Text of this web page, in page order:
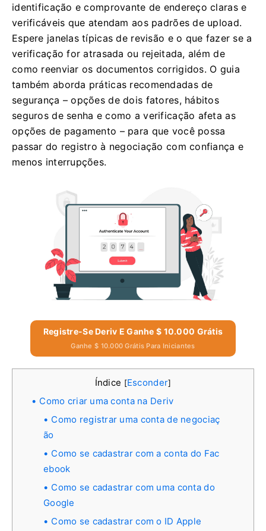
identificação e comprovante de endereço claras e
verificáveis ​​que atendam aos padrões de upload.
Espere janelas típicas de revisão e o que fazer se a
verificação for atrasada ou rejeitada, além de
como reenviar os documentos corrigidos. O guia
também aborda práticas recomendadas de
segurança – opções de dois fatores, hábitos
seguros de senha e como a verificação afeta as
opções de pagamento – para que você possa
passar do registro à negociação com confiança e
menos interrupções.
Registre-Se Deriv E Ganhe $ 10.000 Grátis
Ganhe $ 10.000 Grátis Para Iniciantes
Índice [Esconder]
Como criar uma conta na Deriv
Como registrar uma conta de negociaç
ão
Como se cadastrar com a conta do Fac
ebook
Como se cadastrar com uma conta do
Google
Como se cadastrar com o ID Apple